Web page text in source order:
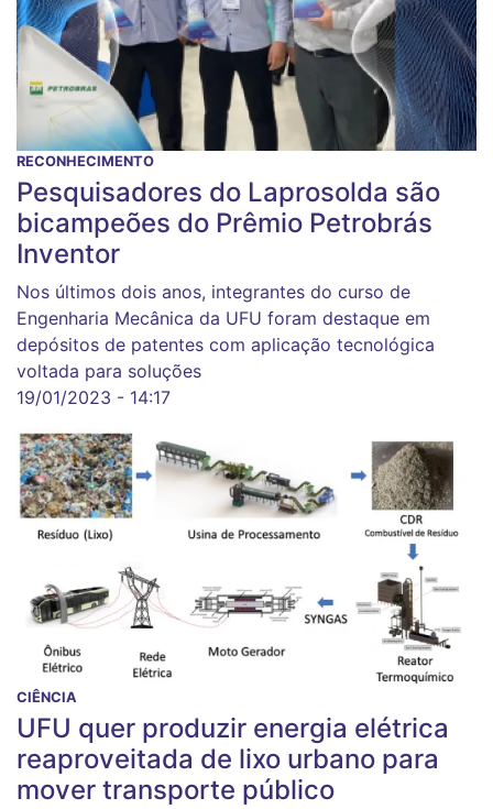
RECONHECIMENTO
Pesquisadores do Laprosolda são
bicampeões do Prêmio Petrobrás
Inventor
Nos últimos dois anos, integrantes do curso de
Engenharia Mecânica da UFU foram destaque em
depósitos de patentes com aplicação tecnológica
voltada para soluções
19/01/2023 - 14:17
CIÊNCIA
UFU quer produzir energia elétrica
reaproveitada de lixo urbano para
mover transporte público